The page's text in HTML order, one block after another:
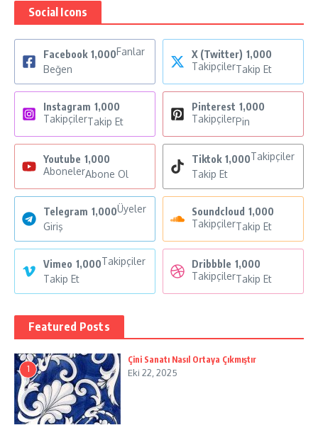
Social Icons
Facebook 1,000Fanlar
Beğen
X (Twitter) 1,000
TakipçilerTakip Et
Instagram 1,000
TakipçilerTakip Et
Pinterest 1,000
TakipçilerPin
Youtube 1,000
AbonelerAbone Ol
Tiktok 1,000Takipçiler
Takip Et
Telegram 1,000Üyeler
Giriş
Soundcloud 1,000
TakipçilerTakip Et
Vimeo 1,000Takipçiler
Takip Et
Dribbble 1,000
TakipçilerTakip Et
Featured Posts
1
Çini Sanatı Nasıl Ortaya Çıkmıştır
Eki 22, 2025